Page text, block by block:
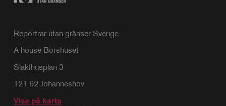
Reportrar utan gränser Sverige
A house Börshuset
Slakthusplan 3
121 62 Johanneshov
Visa på karta